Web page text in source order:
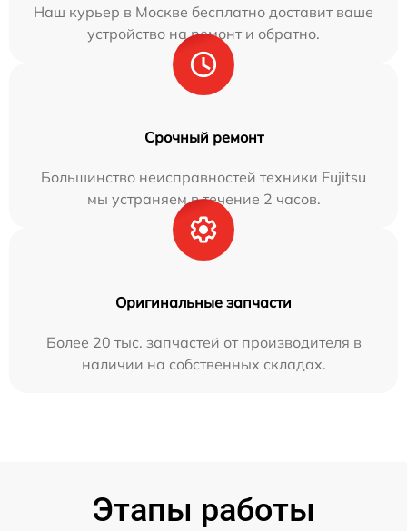
Наш курьер в Москве бесплатно доставит ваше
устройство на ремонт и обратно.
Срочный ремонт
Большинство неисправностей техники Fujitsu
мы устраняем в течение 2 часов.
Оригинальные запчасти
Более 20 тыс. запчастей от производителя в
наличии на собственных складах.
Этапы работы